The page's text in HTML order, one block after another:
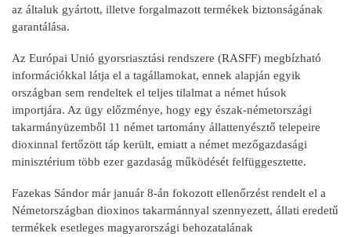
az általuk gyártott, illetve forgalmazott termékek biztonságának
garantálása.
Az Európai Unió gyorsriasztási rendszere (RASFF) megbízható
információkkal látja el a tagállamokat, ennek alapján egyik
országban sem rendeltek el teljes tilalmat a német húsok
importjára. Az ügy előzménye, hogy egy észak-németországi
takarmányüzemből 11 német tartomány állattenyésztő telepeire
dioxinnal fertőzött táp került, emiatt a német mezőgazdasági
minisztérium több ezer gazdaság működését felfüggesztette.
Fazekas Sándor már január 8-án fokozott ellenőrzést rendelt el a
Németországban dioxinos takarmánnyal szennyezett, állati eredetű
termékek esetleges magyarországi behozatalának